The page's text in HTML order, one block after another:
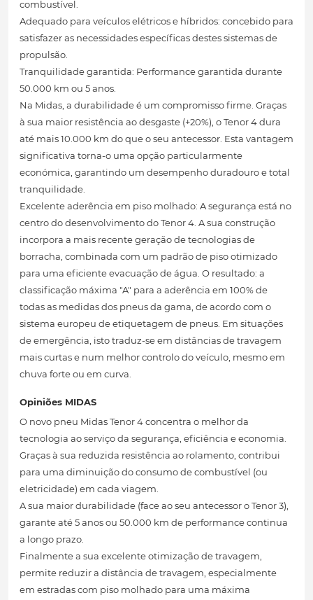
combustível.
Adequado para veículos elétricos e híbridos: concebido para
satisfazer as necessidades específicas destes sistemas de
propulsão.
Tranquilidade garantida: Performance garantida durante
50.000 km ou 5 anos.
Na Midas, a durabilidade é um compromisso firme. Graças
à sua maior resistência ao desgaste (+20%), o Tenor 4 dura
até mais 10.000 km do que o seu antecessor. Esta vantagem
significativa torna-o uma opção particularmente
económica, garantindo um desempenho duradouro e total
tranquilidade.
Excelente aderência em piso molhado: A segurança está no
centro do desenvolvimento do Tenor 4. A sua construção
incorpora a mais recente geração de tecnologias de
borracha, combinada com um padrão de piso otimizado
para uma eficiente evacuação de água. O resultado: a
classificação máxima "A" para a aderência em 100% de
todas as medidas dos pneus da gama, de acordo com o
sistema europeu de etiquetagem de pneus. Em situações
de emergência, isto traduz-se em distâncias de travagem
mais curtas e num melhor controlo do veículo, mesmo em
chuva forte ou em curva.
Opiniões MIDAS
O novo pneu Midas Tenor 4 concentra o melhor da
tecnologia ao serviço da segurança, eficiência e economia.
Graças à sua reduzida resistência ao rolamento, contribui
para uma diminuição do consumo de combustível (ou
eletricidade) em cada viagem.
A sua maior durabilidade (face ao seu antecessor o Tenor 3),
garante até 5 anos ou 50.000 km de performance continua
a longo prazo.
Finalmente a sua excelente otimização de travagem,
permite reduzir a distância de travagem, especialmente
em estradas com piso molhado para uma máxima